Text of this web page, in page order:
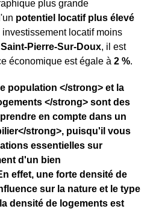
plus grande
potentiel locatif plus élevé
locatif moins
Saint-Pierre-Sur-Doux, il est
économique est égale à 2 %.
population </strong> et la
</strong> sont des
en compte dans un
strong>, puisqu'il vous
essentielles sur
d'un bien
effet, une forte densité de
sur la nature et le type
densité de logements est